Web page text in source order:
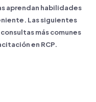
aprendan habilidades
Las siguientes
más comunes
en RCP.